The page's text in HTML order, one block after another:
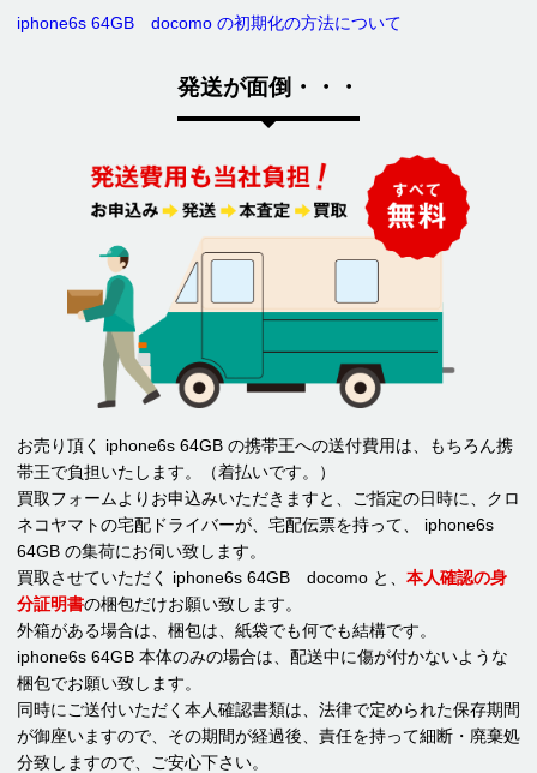
iphone6s 64GB docomo の初期化の方法について
発送が面倒・・・
お売り頂く iphone6s 64GB の携帯王への送付費用は、もちろん携
帯王で負担いたします。（着払いです。）
買取フォームよりお申込みいただきますと、ご指定の日時に、クロ
ネコヤマトの宅配ドライバーが、宅配伝票を持って、 iphone6s
64GB の集荷にお伺い致します。
買取させていただく iphone6s 64GB docomo と、 本人確認の身
分証明書の梱包だけお願い致します。
外箱がある場合は、梱包は、紙袋でも何でも結構です。
iphone6s 64GB 本体のみの場合は、配送中に傷が付かないような
梱包でお願い致します。
同時にご送付いただく本人確認書類は、法律で定められた保存期間
が御座いますので、その期間が経過後、責任を持って細断・廃棄処
分致しますので、ご安心下さい。